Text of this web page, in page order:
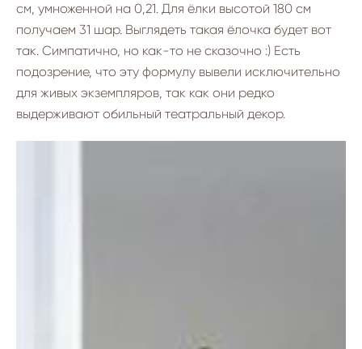
см, умноженной на 0,21. Для ёлки высотой 180 см
получаем 31 шар. Выглядеть такая ёлочка будет вот
так. Симпатично, но как-то не сказочно :) Есть
подозрение, что эту формулу вывели исключительно
для живых экземпляров, так как они редко
выдерживают обильный театральный декор.